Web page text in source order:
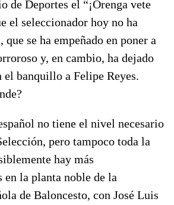
de Deportes el “¡Orenga vete
el seleccionador hoy no ha
se ha empeñado en poner a
y, en cambio, ha dejado
el banquillo a Felipe Reyes.
no tiene el nivel necesario
pero tampoco toda la
hay más
en la planta noble de la
de Baloncesto, con José Luis